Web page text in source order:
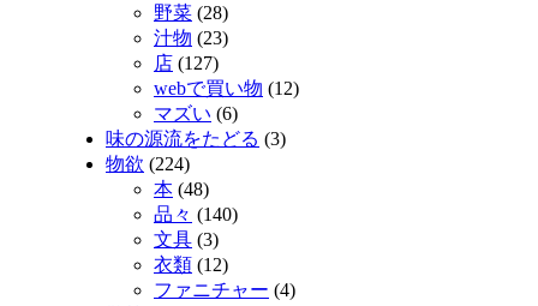
野菜 (28)
汁物 (23)
店 (127)
webで買い物 (12)
マズい (6)
味の源流をたどる (3)
物欲 (224)
本 (48)
品々 (140)
文具 (3)
衣類 (12)
ファニチャー (4)